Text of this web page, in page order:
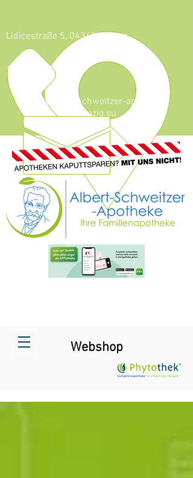
Lidicestraße 5, 04349 Leipzig
0341 - 921 46 59
info@albert-schweitzer-apotheke-
leipzig.eu
Webshop